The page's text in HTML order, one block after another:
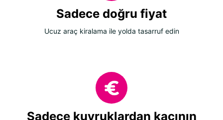
Sadece doğru fiyat
Ucuz araç kiralama ile yolda tasarruf edin
Sadece kuyruklardan kaçının